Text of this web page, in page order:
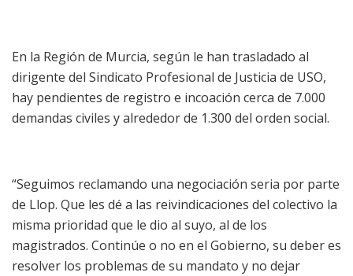
En la Región de Murcia, según le han trasladado al
dirigente del Sindicato Profesional de Justicia de USO,
hay pendientes de registro e incoación cerca de 7.000
demandas civiles y alrededor de 1.300 del orden social.
“Seguimos reclamando una negociación seria por parte
de Llop. Que les dé a las reivindicaciones del colectivo la
misma prioridad que le dio al suyo, al de los
magistrados. Continúe o no en el Gobierno, su deber es
resolver los problemas de su mandato y no dejar